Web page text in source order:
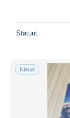
Statuut
Nieuw